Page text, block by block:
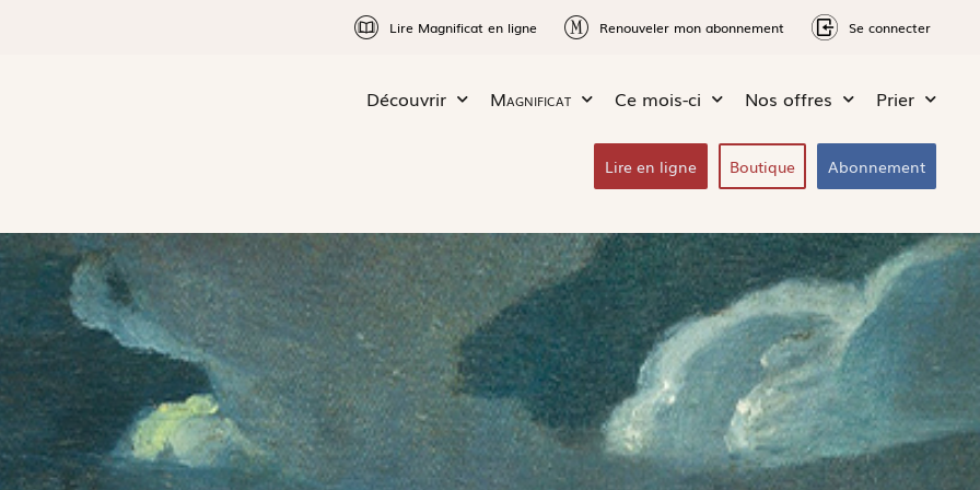
Lire Magnificat en ligne Renouveler mon abonnement Se connecter
Découvrir Magnificat Ce mois-ci Nos offres Prier
Lire en ligne Boutique Abonnement